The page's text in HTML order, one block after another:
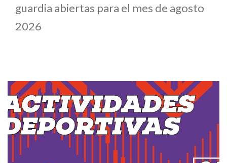
guardia abiertas para el mes de agosto
2026